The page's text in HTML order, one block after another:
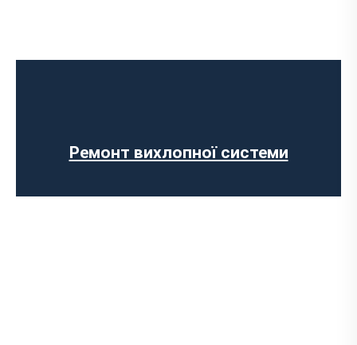
Ремонт вихлопної системи